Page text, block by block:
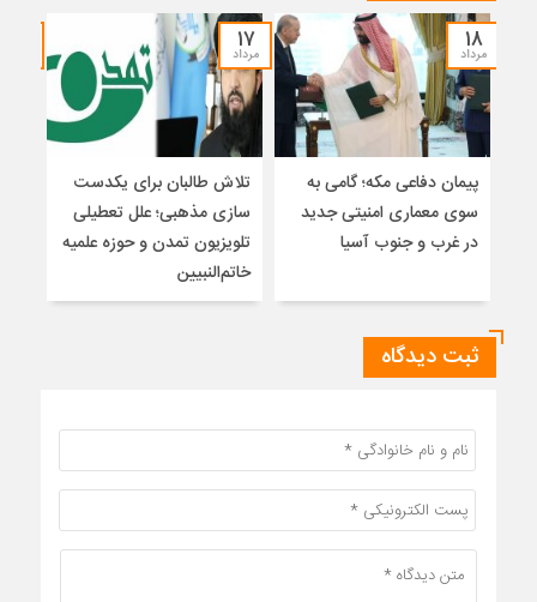
۱۸
مرداد
پیمان دفاعی مکه؛ گامی به
سوی معماری امنیتی جدید
در غرب و جنوب آسیا
۱۷
مرداد
تلاش طالبان برای یکدست
سازی مذهبی؛ علل تعطیلی
تلویزیون تمدن و حوزه علمیه
خاتم‌النبیین
ثبت دیدگاه